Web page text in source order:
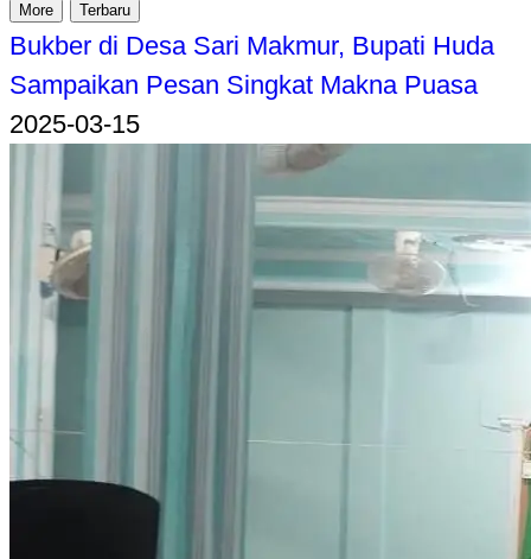
More Terbaru
Bukber di Desa Sari Makmur, Bupati Huda
Sampaikan Pesan Singkat Makna Puasa
2025-03-15